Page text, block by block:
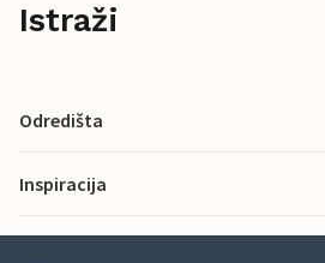
Istraži
Odredišta
Inspiracija